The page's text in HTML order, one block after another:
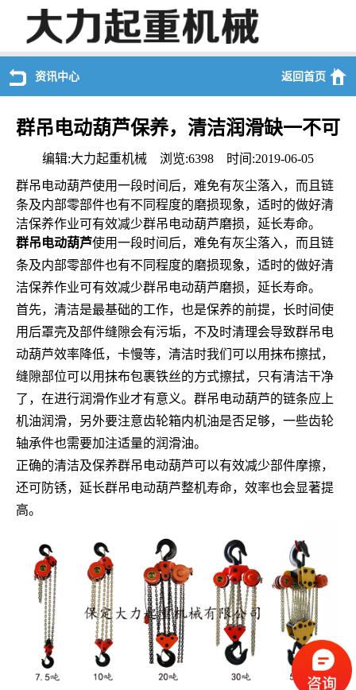
资讯中心 返回首页
群吊电动葫芦保养，清洁润滑缺一不可
编辑:大力起重机械 浏览:6398 时间:2019-06-05
群吊电动葫芦使用一段时间后，难免有灰尘落入，而且链
条及内部零部件也有不同程度的磨损现象，适时的做好清
洁保养作业可有效减少群吊电动葫芦磨损，延长寿命。
群吊电动葫芦使用一段时间后，难免有灰尘落入，而且链
条及内部零部件也有不同程度的磨损现象，适时的做好清
洁保养作业可有效减少群吊电动葫芦磨损，延长寿命。
首先，清洁是最基础的工作，也是保养的前提，长时间使
用后罩壳及部件缝隙会有污垢，不及时清理会导致群吊电
动葫芦效率降低，卡慢等，清洁时我们可以用抹布擦拭，
缝隙部位可以用抹布包裹铁丝的方式擦拭，只有清洁干净
了，在进行润滑作业才有意义。群吊电动葫芦的链条应上
机油润滑，另外要注意齿轮箱内机油是否足够，一些齿轮
轴承件也需要加注适量的润滑油。
正确的清洁及保养群吊电动葫芦可以有效减少部件摩擦，
还可防锈，延长群吊电动葫芦整机寿命，效率也会显著提
高。